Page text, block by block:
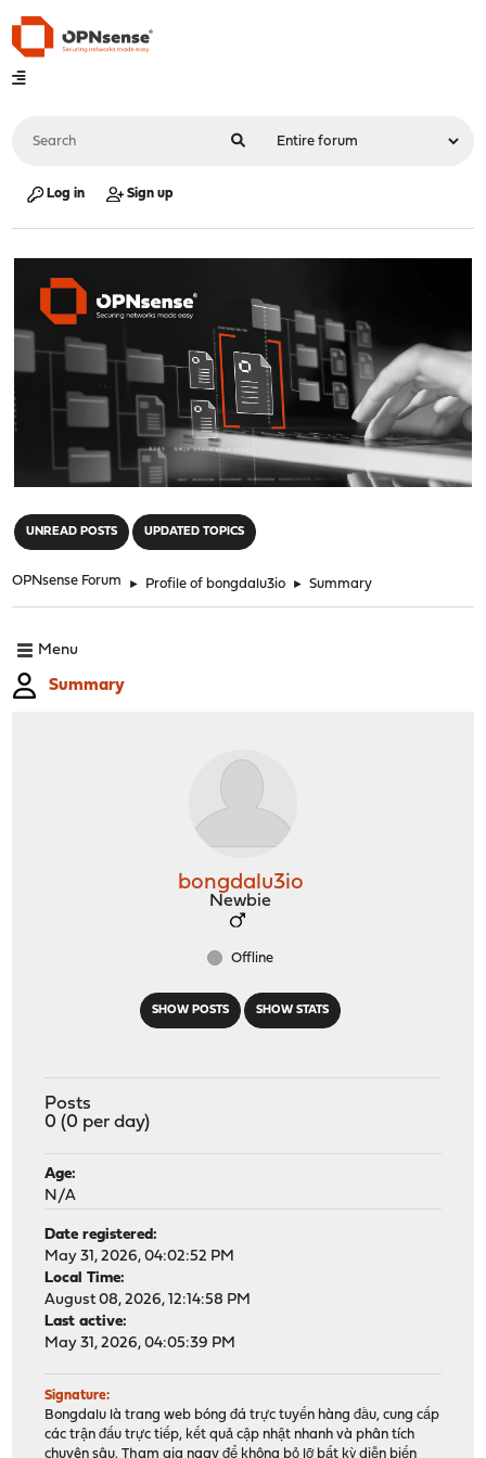
Log in Sign up
UNREAD POSTS UPDATED TOPICS
OPNsense Forum ► Profile of bongdalu3io ► Summary
Menu
Summary
SHOW POSTS SHOW STATS
bongdalu3io
Newbie
Offline
Posts
0 (0 per day)
Age:
N/A
Date registered:
May 31, 2026, 04:02:52 PM
Local Time:
August 08, 2026, 12:14:58 PM
Last active:
May 31, 2026, 04:05:39 PM
Signature:
Bongdalu là trang web bóng đá trực tuyến hàng đầu, cung cấp
các trận đấu trực tiếp, kết quả cập nhật nhanh và phân tích
chuyên sâu. Tham gia ngay để không bỏ lỡ bất kỳ diễn biến